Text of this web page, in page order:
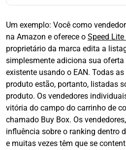
Um exemplo: Você como
na Amazon e oferece o Speed
proprietário da marca edita a
simplesmente adiciona sua
existente usando o EAN. Todas
produto estão, portanto, listadas
produto. Os vendedores
vitória do campo do carrinho de
chamado Buy Box. Os
influência sobre o ranking dentro
e muitas vezes têm que se